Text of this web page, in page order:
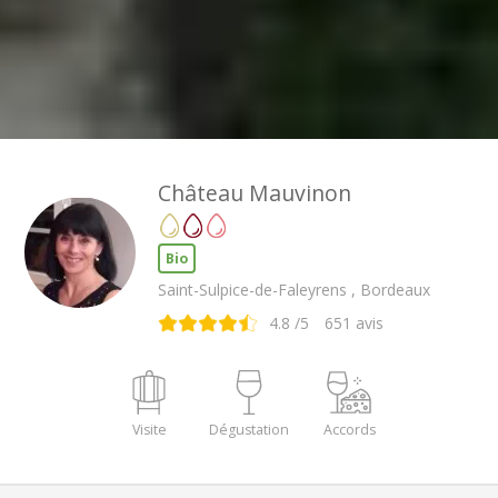
Château Mauvinon
Bio
Saint-Sulpice-de-Faleyrens , Bordeaux
4.8 /5 651 avis
Visite Dégustation Accords